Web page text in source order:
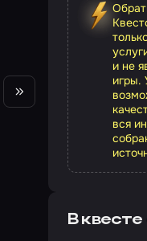
и не
игры.
вся
В квесте